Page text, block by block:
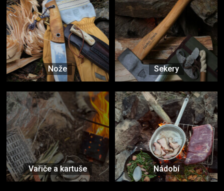
Nože Sekery
Vařiče a kartuše Nádobí